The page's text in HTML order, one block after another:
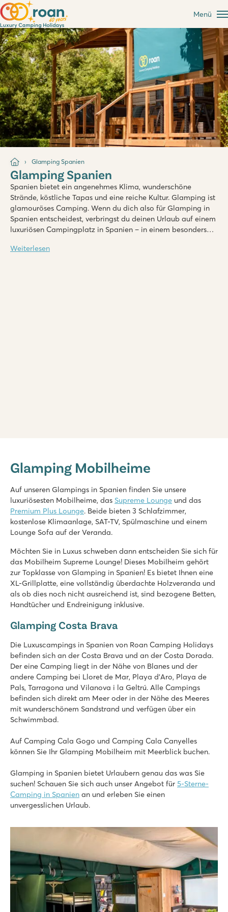
Menü
Glamping Spanien
Glamping Spanien
Spanien bietet ein angenehmes Klima, wunderschöne
Strände, köstliche Tapas und eine reiche Kultur. Glamping ist
glamouröses Camping. Wenn du dich also für Glamping in
Spanien entscheidest, verbringst du deinen Urlaub auf einem
luxuriösen Campingplatz in Spanien – in einem besonders
Weiterlesen
Spanien - - Costa Dorada - Montroig del Camp
Schöner Poolbereich mit 4 großen Schwimmbecken
Die Mobilheime liegen in hübschen, von Palmen gesäumten
Cambrils und Reus liegen unweit des Campings
Internacional de Calonge
Spanien - - Costa Brava - Platja d’Aro
★ ★ ★
Terrassencampingplatz mit mehreren Schwimmbecken und
Nahe des quirligen Playa d’ Aro
Vilanova Park
Vilanova Park
Spanien - - Costa Dorada - Vilanova i la Geltrú
★ ★ ★
★
2 Schwimmbäder mit Rasenflächen und schnellen Rutschen
Tolles Animationsprogramm für Jung & Alt
La Masia
Spanien - - Costa Brava - Blanes
★ ★
2 tolle Poolbereiche mit Kinderbecken
In der Mitte des neuen Zentrums von Blanes
Cala Canyelles
Cala Canyelles
Spanien - - Costa Brava - Lloret de Mar
Glamping Mobilheime
Auf unseren Glampings in Spanien finden Sie unsere
luxuriösesten Mobilheime, das Supreme Lounge und das
Premium Plus Lounge. Beide bieten 3 Schlafzimmer,
kostenlose Klimaanlage, SAT-TV, Spülmaschine und einem
Lounge Sofa auf der Veranda.
Möchten Sie in Luxus schweben dann entscheiden Sie sich für
das Mobilheim Supreme Lounge! Dieses Mobilheim gehört
zur Topklasse von Glamping in Spanien! Es bietet Ihnen eine
XL-Grillplatte, eine vollständig überdachte Holzveranda und
als ob dies noch nicht ausreichend ist, sind bezogene Betten,
Handtücher und Endreinigung inklusive.
Glamping Costa Brava
Die Luxuscampings in Spanien von Roan Camping Holidays
befinden sich an der Costa Brava und an der Costa Dorada.
Der eine Camping liegt in der Nähe von Blanes und der
andere Camping bei Lloret de Mar, Playa d’Aro, Playa de
Pals, Tarragona und Vilanova i la Geltrú. Alle Campings
befinden sich direkt am Meer oder in der Nähe des Meeres
mit wunderschönem Sandstrand und verfügen über ein
Schwimmbad.
Auf Camping Cala Gogo und Camping Cala Canyelles
können Sie Ihr Glamping Mobilheim mit Meerblick buchen.
Glamping in Spanien bietet Urlaubern genau das was Sie
suchen! Schauen Sie sich auch unser Angebot für 5-Sterne-
Camping in Spanien an und erleben Sie einen
unvergesslichen Urlaub.